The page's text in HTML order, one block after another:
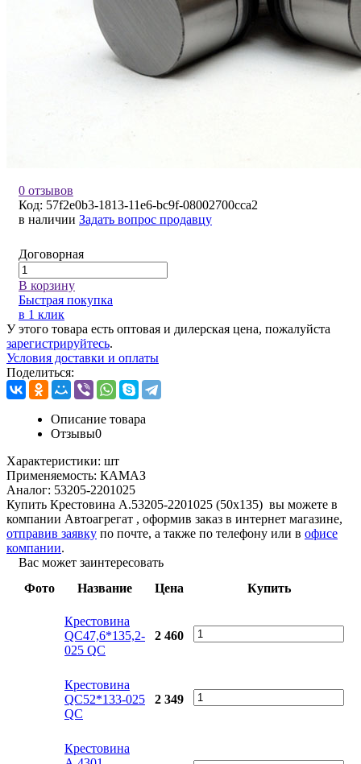
0 отзывов
Код: 57f2e0b3-1813-11e6-bc9f-08002700cca2
в наличии Задать вопрос продавцу
Договорная
В корзину
Быстрая покупка
в 1 клик
У этого товара есть оптовая и дилерская цена, пожалуйста
зарегистрируйтесь.
Условия доставки и оплаты
Поделиться:
Описание товара
Отзывы0
Характеристики: шт
Применяемость: КАМАЗ
Аналог: 53205-2201025
Купить Крестовина А.53205-2201025 (50x135) вы можете в
компании Автоагрегат , оформив заказ в интернет магазине,
отправив заявку по почте, а также по телефону или в офисе
компании.
Вас может заинтересовать
Фото
Название Цена Купить
Крестовина
QC47,6*135,2-
025 QC
2 460
Крестовина
QC52*133-025
QC
2 349
Крестовина